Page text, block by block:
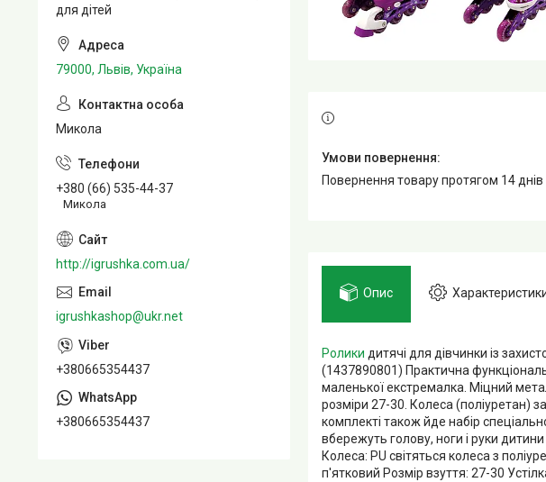
повернення товару протягом 14 днів
Опис
Ролики дитячі для дівчинки із
(1437890801) Практична
маленької екстремалка. Міцний
розміри 27-30. Колеса (поліуретан)
комплекті також йде набір
вбережуть голову, ноги і руки
Колеса: PU світяться колеса з
п'ятковий Розмір взуття: 27-30
для дітей
79000, Львів, Україна
Микола
+380 (66) 535-44-37
Микола
http://igrushka.com.ua/
igrushkashop@ukr.net
+380665354437
+380665354437